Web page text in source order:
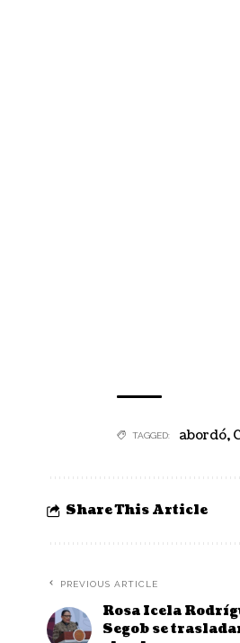
TAGGED: abordó,
Share This Article
PREVIOUS ARTICLE
Rosa Icela
Segob se